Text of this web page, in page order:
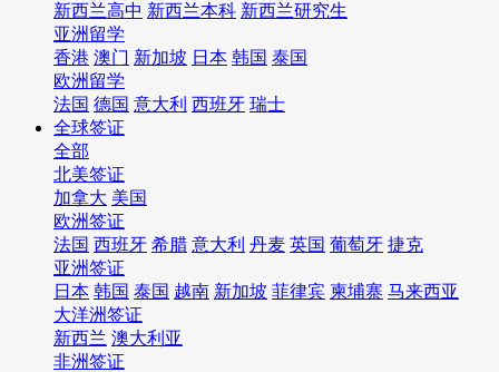
新西兰高中 新西兰本科 新西兰研究生
亚洲留学
香港 澳门 新加坡 日本 韩国 泰国
欧洲留学
法国 德国 意大利 西班牙 瑞士
全球签证
全部
北美签证
加拿大 美国
欧洲签证
法国 西班牙 希腊 意大利 丹麦 英国 葡萄牙 捷克
亚洲签证
日本 韩国 泰国 越南 新加坡 菲律宾 柬埔寨 马来西亚
大洋洲签证
新西兰 澳大利亚
非洲签证